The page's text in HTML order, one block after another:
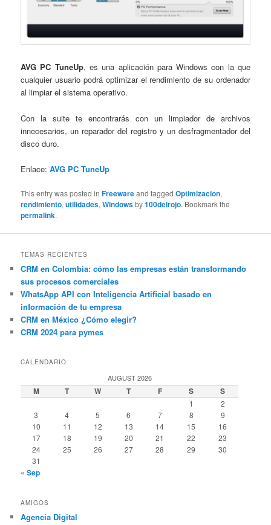
AVG PC TuneUp, es una aplicación para Windows con la que
cualquier usuario podrá optimizar el rendimiento de su ordenador
al limpiar el sistema operativo.
Con la suite te encontrarás con un limpiador de archivos
innecesarios, un reparador del registro y un desfragmentador del
disco duro.
Enlace:AVG PC TuneUp
This entry was posted inFreewareand taggedOptimizacion,
rendimiento,utilidades,Windowsby100delrojo. Bookmark the
permalink.
TEMAS RECIENTES
CRM en Colombia: cómo las empresas están transformando
sus procesos comerciales
WhatsApp API con Inteligencia Artificial basado en
información de tu empresa
CRM en México ¿Cómo elegir?
CRM 2024 para pymes
CALENDARIO
AUGUST 2026
M T W T F S S
1
2
3
4 5 6 7 8
9
10
11 12 13 14 15
16
17
18 19 20 21 22
23
24
25 26 27 28 29
30
31
« Sep
AMIGOS
Agencia Digital